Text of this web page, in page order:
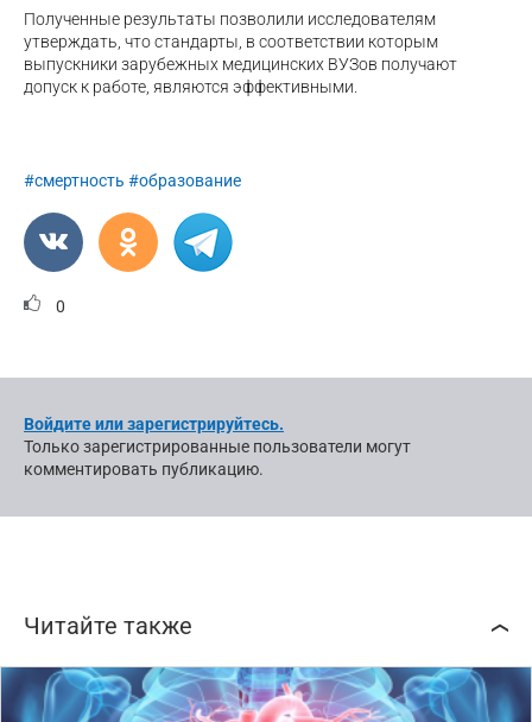
Полученные результаты позволили исследователям
утверждать, что стандарты, в соответствии которым
выпускники зарубежных медицинских ВУЗов получают
допуск к работе, являются эффективными.
#смертность #образование
0
Войдите или зарегистрируйтесь.
Только зарегистрированные пользователи могут
комментировать публикацию.
Читайте также